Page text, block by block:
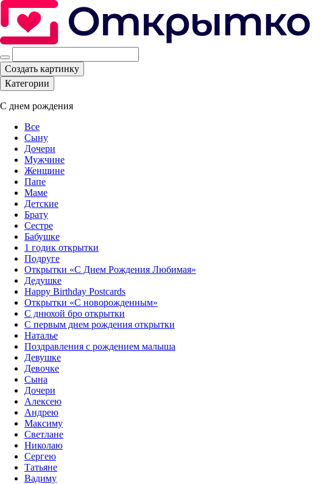
Создать картинку
Категории
С днем рождения
Все
Сыну
Дочери
Мужчине
Женщине
Папе
Маме
Детские
Брату
Сестре
Бабушке
1 годик открытки
Подруге
Открытки «С Днем Рождения Любимая»‎
Дедушке
Happy Birthday Postcards
Открытки «‎С новорожденным»
С днюхой бро открытки
С первым днем рождения открытки
Наталье
Поздравления с рождением малыша
Девушке
Девочке
Сына
Дочери
Алексею
Андрею
Максиму
Светлане
Николаю
Сергею
Татьяне
Вадиму